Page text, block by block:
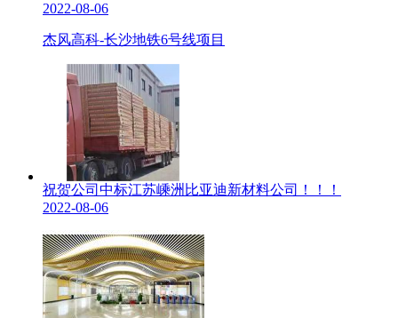
2022-08-06
杰风高科-长沙地铁6号线项目
祝贺公司中标江苏嵊洲比亚迪新材料公司！！！
2022-08-06